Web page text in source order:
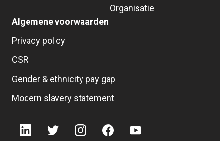
Organisatie
Algemene voorwaarden
Privacy policy
CSR
Gender & ethnicity pay gap
Modern slavery statement